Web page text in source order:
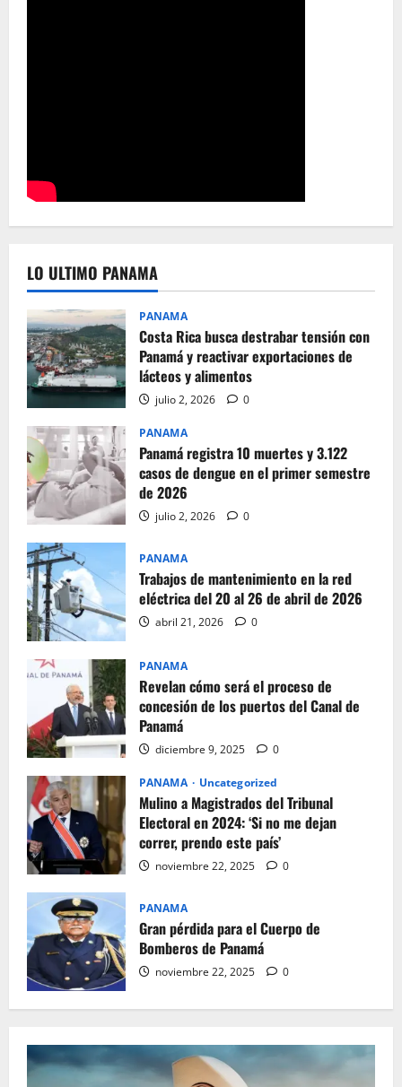
LO ULTIMO PANAMA
PANAMA
Costa Rica busca destrabar tensión con
Panamá y reactivar exportaciones de
lácteos y alimentos
julio 2, 2026 0
PANAMA
Panamá registra 10 muertes y 3.122
casos de dengue en el primer semestre
de 2026
julio 2, 2026 0
PANAMA
Trabajos de mantenimiento en la red
eléctrica del 20 al 26 de abril de 2026
abril 21, 2026 0
PANAMA
Revelan cómo será el proceso de
concesión de los puertos del Canal de
Panamá
diciembre 9, 2025 0
PANAMA Uncategorized
Mulino a Magistrados del Tribunal
Electoral en 2024: ‘Si no me dejan
correr, prendo este país’
noviembre 22, 2025 0
PANAMA
Gran pérdida para el Cuerpo de
Bomberos de Panamá
noviembre 22, 2025 0